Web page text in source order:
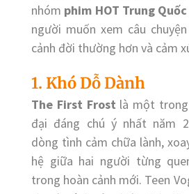
nhóm phim HOT Trung
người muốn xem câu
cảnh đời thường hơn và cảm
1. Khó Dỗ Dành
The First Frost là một
đại đáng chú ý nhất năm
dòng tình cảm chữa lành,
hệ giữa hai người từng
trong hoàn cảnh mới. Teen